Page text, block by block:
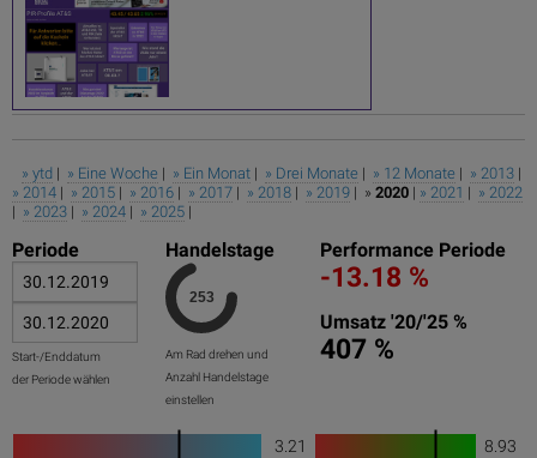
» ytd | » Eine Woche | » Ein Monat | » Drei Monate | » 12 Monate | » 2013 |
» 2014 | » 2015 | » 2016 | » 2017 | » 2018 | » 2019 | » 2020 | » 2021 | » 2022
| » 2023 | » 2024 | » 2025 |
Periode
Start-/Enddatum
der Periode wählen
Handelstage
Am Rad drehen und
Anzahl Handelstage
einstellen
Performance Periode
-13.18 %
Umsatz '20/'25 %
407 %
3.21
1 8.93